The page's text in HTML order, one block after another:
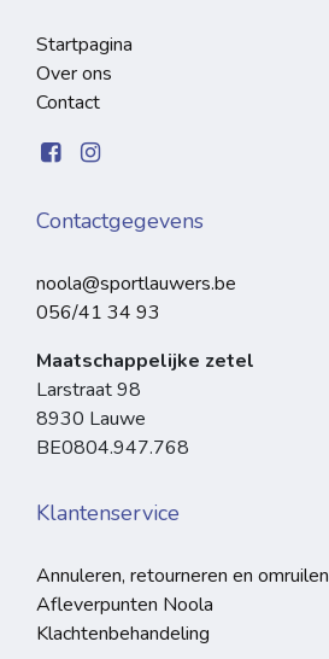
Startpagina
Over ons
Contact
Contactgegevens
noola@sportlauwers.be
056/41 34 93
Maatschappelijke zetel
Larstraat 98
8930 Lauwe
BE0804.947.768
Klantenservice
Annuleren, retourneren en omruilen
Afleverpunten Noola
Klachtenbehandeling